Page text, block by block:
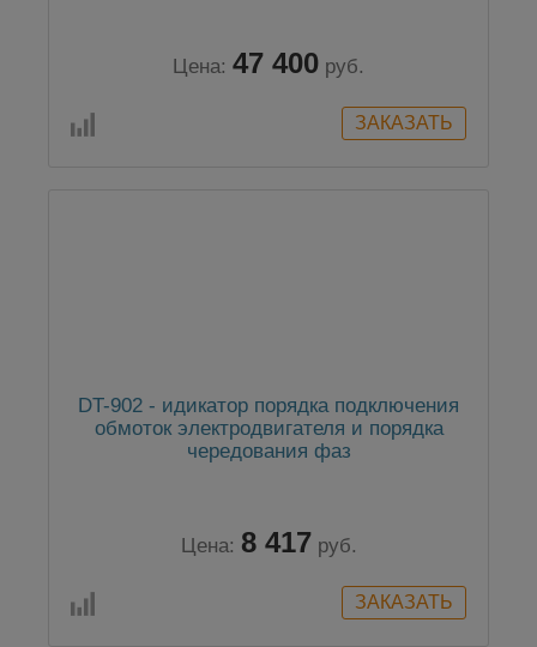
Цена: 47 400 руб.
DT-902 - идикатор порядка подключения
обмоток электродвигателя и порядка
чередования фаз
Цена: 8 417 руб.